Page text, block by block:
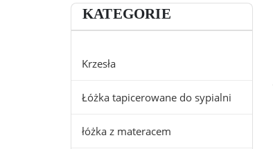
KATEGORIE
Krzesła
Łóżka tapicerowane do sypialni
łóżka z materacem